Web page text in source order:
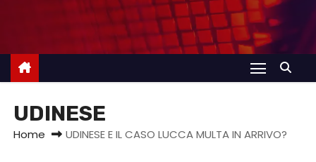
UDINESE
Home UDINESE E IL CASO LUCCA MULTA IN ARRIVO?